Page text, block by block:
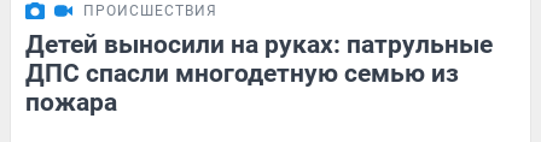
ПРОИСШЕСТВИЯ
Детей выносили на руках: патрульные
ДПС спасли многодетную семью из
пожара